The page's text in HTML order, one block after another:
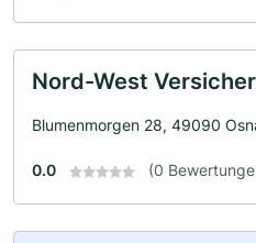
Nord-West
Blumenmorgen 28, 49090
0.0 (0